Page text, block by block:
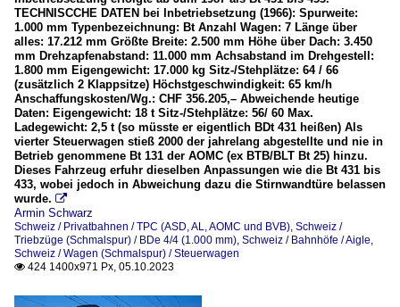
TECHNISCCHE DATEN bei Inbetriebsetzung (1966): Spurweite:
1.000 mm Typenbezeichnung: Bt Anzahl Wagen: 7 Länge über
alles: 17.212 mm Größte Breite: 2.500 mm Höhe über Dach: 3.450
mm Drehzapfenabstand: 11.000 mm Achsabstand im Drehgestell:
1.800 mm Eigengewicht: 17.000 kg Sitz-/Stehplätze: 64 / 66
(zusätzlich 2 Klappsitze) Höchstgeschwindigkeit: 65 km/h
Anschaffungskosten/Wg.: CHF 356.205,– Abweichende heutige
Daten: Eigengewicht: 18 t Sitz-/Stehplätze: 56/ 60 Max.
Ladegewicht: 2,5 t (so müsste er eigentlich BDt 431 heißen) Als
vierter Steuerwagen stieß 2000 der jahrelang abgestellte und nie in
Betrieb genommene Bt 131 der AOMC (ex BTB/BLT Bt 25) hinzu.
Dieses Fahrzeug erfuhr dieselben Anpassungen wie die Bt 431 bis
433, wobei jedoch in Abweichung dazu die Stirnwandtüre belassen
wurde. 
Armin Schwarz
Schweiz / Privatbahnen / TPC (ASD, AL, AOMC und BVB) Schweiz /
Triebzüge (Schmalspur) / BDe 4/4 (1.000 mm) Schweiz / Bahnhöfe / Aigle
Schweiz / Wagen (Schmalspur) / Steuerwagen
 424 1400x971 Px, 05.10.2023